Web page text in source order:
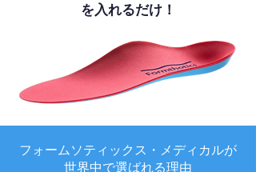
を入れるだけ！
フォームソティックス・メディカルが
世界中で選ばれる理由